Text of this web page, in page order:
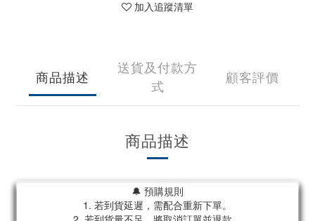
加入追蹤清單
商品描述
送貨及付款方
式
顧客評價
商品描述
🔔 預購規則
1. 若到貨延遲，需配合重新下單。